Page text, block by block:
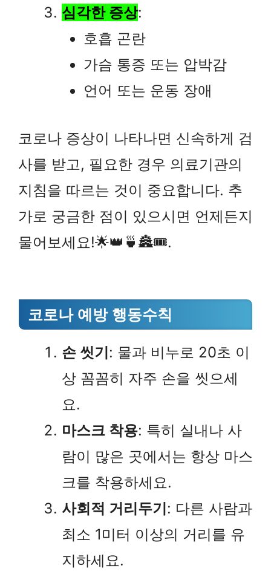
심각한 증상:
호흡 곤란
가슴 통증 또는 압박감
언어 또는 운동 장애
코로나 증상이 나타나면 신속하게 검
사를 받고, 필요한 경우 의료기관의
지침을 따르는 것이 중요합니다. 추
가로 궁금한 점이 있으시면 언제든지
물어보세요!🌟👑🍵🏯🎟️.
코로나 예방 행동수칙
손 씻기: 물과 비누로 20초 이
상 꼼꼼히 자주 손을 씻으세
요.
마스크 착용: 특히 실내나 사
람이 많은 곳에서는 항상 마스
크를 착용하세요.
사회적 거리두기: 다른 사람과
최소 1미터 이상의 거리를 유
지하세요.